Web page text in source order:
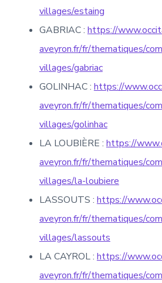
villages/estaing
GABRIAC : https://
aveyron.fr/fr/thematiques/
villages/gabriac
GOLINHAC : https://
aveyron.fr/fr/thematiques/
villages/golinhac
LA LOUBIÈRE : https://
aveyron.fr/fr/thematiques/
villages/la-loubiere
LASSOUTS : https://
aveyron.fr/fr/thematiques/
villages/lassouts
LA CAYROL : https://
aveyron.fr/fr/thematiques/